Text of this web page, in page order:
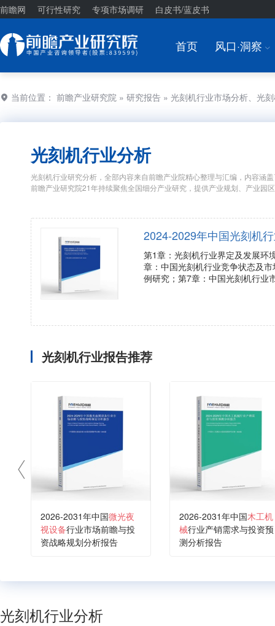
前瞻网 可行性研究 专项市场调研 白皮书/蓝皮书
首页 风口·洞察 I
当前位置： 前瞻产业研究院 » 研究报告 » 光刻机行业市场分析、光
光刻机行业分析
光刻机行业研究分析，全部内容来自前瞻产业院精心整理与汇编，内容涵
前瞻产业研究院21年持续聚焦全国细分产业研究，提供产业规划、产业园
2024-2029年中国光刻机
第1章：光刻机行业界定及发展环
章：中国光刻机行业竞争状态及
例研究；第7章：中国光刻机行业
光刻机行业报告推荐
2026-2031年中国微光夜
视设备行业市场前瞻与投
资战略规划分析报告
2026-2031年中国木工机
械行业产销需求与投资预
测分析报告
光刻机行业分析